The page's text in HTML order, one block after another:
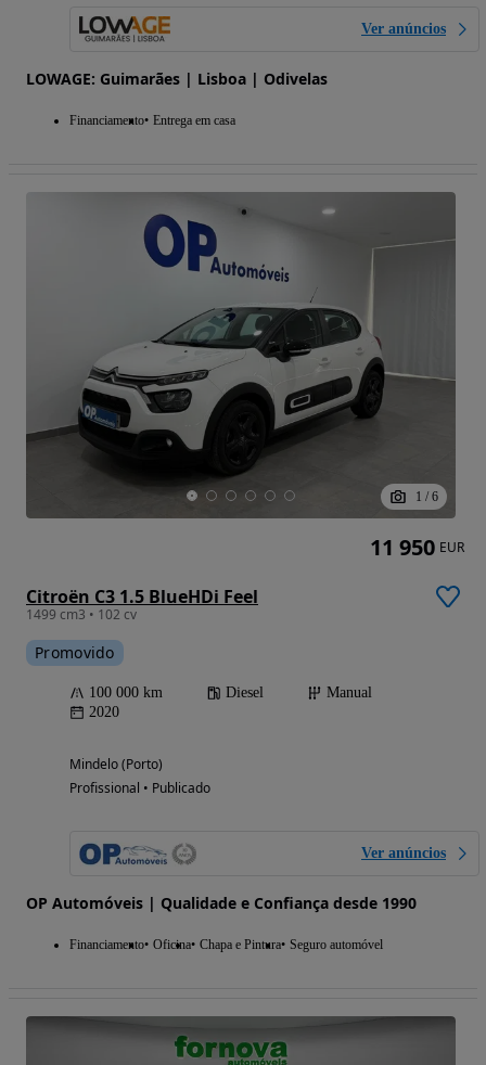
Ver anúncios
LOWAGE: Guimarães | Lisboa | Odivelas
Financiamento Entrega em casa
1 / 6
Citroën C3 1.5 BlueHDi Feel
1499 cm3 • 102 cv
Promovido
100 000 km Diesel
Manual
2020
Mindelo (Porto)
Profissional • Publicado
Ver anúncios
OP Automóveis | Qualidade e Confiança desde 1990
Financiamento Oficina Chapa e Pintura Seguro automóvel
11 950 EUR